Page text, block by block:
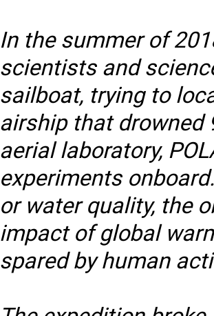
In the summer of
scientists and
sailboat, trying to
airship that drowned
aerial laboratory,
experiments
or water quality, the
impact of global
spared by human